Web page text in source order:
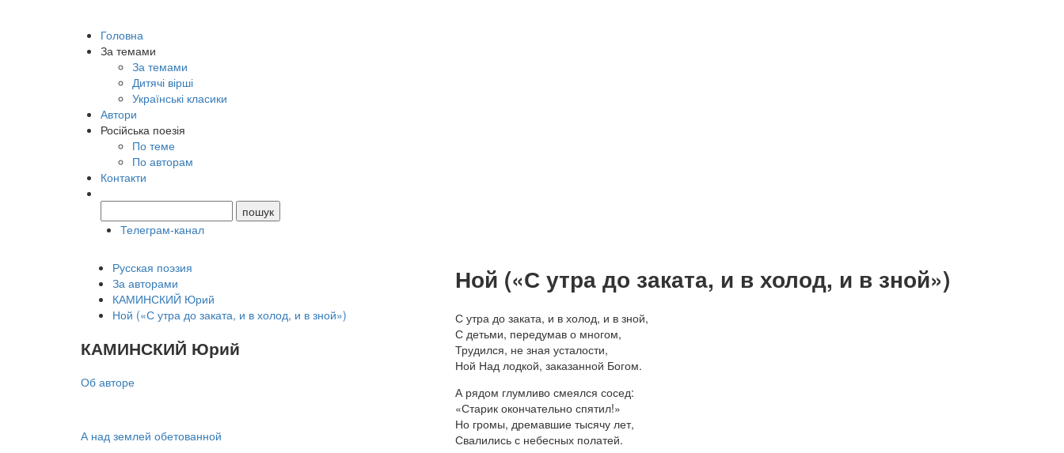
Головна
За темами
За темами
Дитячі вірші
Українські класики
Автори
Російська поезія
По теме
По авторам
Контакти
Телеграм-канал
Ной («С утра до заката, и в холод, и в зной»)
С утра до заката, и в холод, и в зной,
С детьми, передумав о многом,
Трудился, не зная усталости,
Ной Над лодкой, заказанной Богом.
А рядом глумливо смеялся сосед:
«Старик окончательно спятил!»
Но громы, дремавшие тысячу лет,
Свалились с небесных полатей.
Русская поэзия
За авторами
КАМИНСКИЙ Юрий
Ной («С утра до заката, и в холод, и в зной»)
КАМИНСКИЙ Юрий
Об авторе
А над землей обетованной